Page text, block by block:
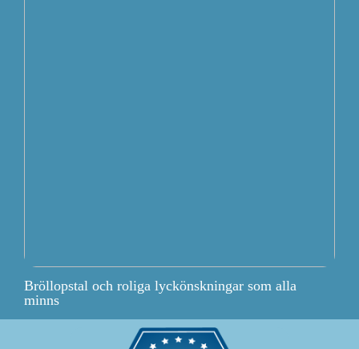
Bröllopstal och roliga lyckönskningar som alla
minns